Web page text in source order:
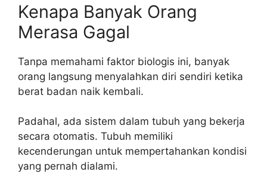
Kenapa Banyak Orang
Merasa Gagal
Tanpa memahami faktor biologis ini, banyak
orang langsung menyalahkan diri sendiri ketika
berat badan naik kembali.
Padahal, ada sistem dalam tubuh yang bekerja
secara otomatis. Tubuh memiliki
kecenderungan untuk mempertahankan kondisi
yang pernah dialami.